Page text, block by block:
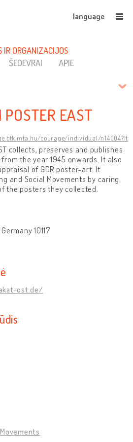
language
IR ORGANIZACIJOS
ŠEDEVRAI APIE
EAST
courage/individual/n14004?lt
collects, preserves and publishes
the year 1945 onwards. It also
of GDR poster-art. It
and Social Movements by caring
the posters they collected.
10117
ost.de/